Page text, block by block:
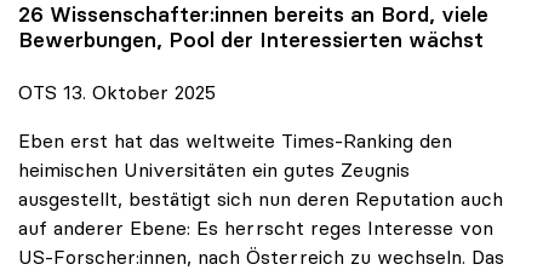
26 Wissenschafter:innen bereits an Bord, viele
Bewerbungen, Pool der Interessierten wächst
OTS 13. Oktober 2025
Eben erst hat das weltweite Times-Ranking den
heimischen Universitäten ein gutes Zeugnis
ausgestellt, bestätigt sich nun deren Reputation auch
auf anderer Ebene: Es herrscht reges Interesse von
US-Forscher:innen, nach Österreich zu wechseln. Das